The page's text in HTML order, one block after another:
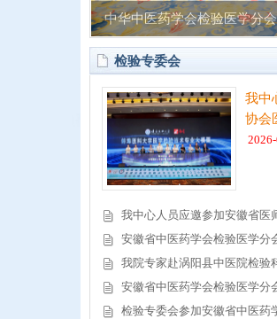
安徽省中医药学会检验医学
检验专委会
我中
协会
我中心人员应邀参加安徽省
安徽省中医药学会检验医学
我院专家赴涡阳县中医院检
安徽省中医药学会检验医学
检验专委会参加安徽省中医